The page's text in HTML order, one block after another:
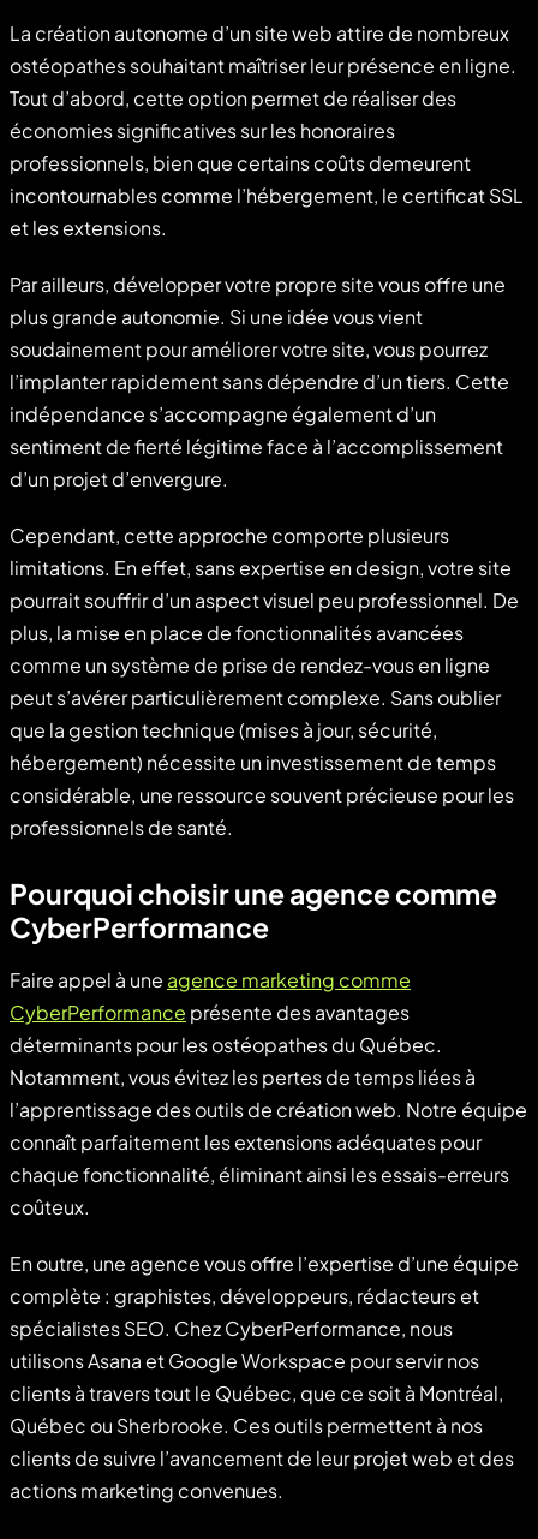
La création autonome d’un site web attire de nombreux
ostéopathes souhaitant maîtriser leur présence en ligne.
Tout d’abord, cette option permet de réaliser des
économies significatives sur les honoraires
professionnels, bien que certains coûts demeurent
incontournables comme l’hébergement, le certificat SSL
et les extensions.
Par ailleurs, développer votre propre site vous offre une
plus grande autonomie. Si une idée vous vient
soudainement pour améliorer votre site, vous pourrez
l’implanter rapidement sans dépendre d’un tiers. Cette
indépendance s’accompagne également d’un
sentiment de fierté légitime face à l’accomplissement
d’un projet d’envergure.
Cependant, cette approche comporte plusieurs
limitations. En effet, sans expertise en design, votre site
pourrait souffrir d’un aspect visuel peu professionnel. De
plus, la mise en place de fonctionnalités avancées
comme un système de prise de rendez-vous en ligne
peut s’avérer particulièrement complexe. Sans oublier
que la gestion technique (mises à jour, sécurité,
hébergement) nécessite un investissement de temps
considérable, une ressource souvent précieuse pour les
professionnels de santé.
Pourquoi choisir une agence comme
CyberPerformance
Faire appel à une agence marketing comme
CyberPerformance présente des avantages
déterminants pour les ostéopathes du Québec.
Notamment, vous évitez les pertes de temps liées à
l’apprentissage des outils de création web. Notre équipe
connaît parfaitement les extensions adéquates pour
chaque fonctionnalité, éliminant ainsi les essais-erreurs
coûteux.
En outre, une agence vous offre l’expertise d’une équipe
complète : graphistes, développeurs, rédacteurs et
spécialistes SEO. Chez CyberPerformance, nous
utilisons Asana et Google Workspace pour servir nos
clients à travers tout le Québec, que ce soit à Montréal,
Québec ou Sherbrooke. Ces outils permettent à nos
clients de suivre l’avancement de leur projet web et des
actions marketing convenues.